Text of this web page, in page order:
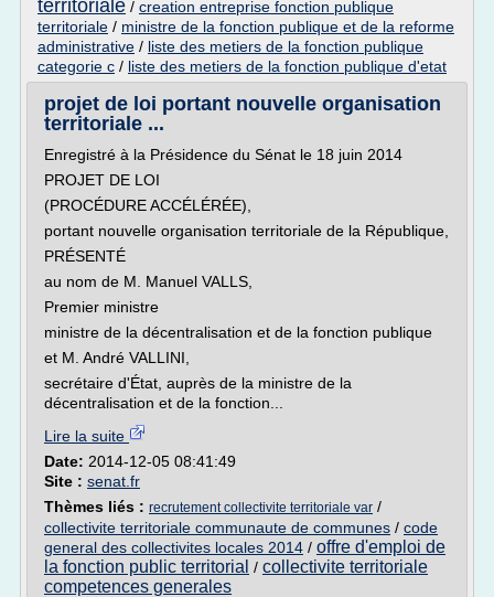
territoriale / creation entreprise fonction publique
territoriale / ministre de la fonction publique et de la reforme
administrative / liste des metiers de la fonction publique
categorie c / liste des metiers de la fonction publique d'etat
projet de loi portant nouvelle organisation
territoriale ...
Enregistré à la Présidence du Sénat le 18 juin 2014
PROJET DE LOI
(PROCÉDURE ACCÉLÉRÉE),
portant nouvelle organisation territoriale de la République,
PRÉSENTÉ
au nom de M. Manuel VALLS,
Premier ministre
ministre de la décentralisation et de la fonction publique
et M. André VALLINI,
secrétaire d'État, auprès de la ministre de la
décentralisation et de la fonction...
Lire la suite
Date: 2014-12-05 08:41:49
Site : senat.fr
Thèmes liés : recrutement collectivite territoriale var /
collectivite territoriale communaute de communes / code
general des collectivites locales 2014 / offre d'emploi de
la fonction public territorial / collectivite territoriale
competences generales